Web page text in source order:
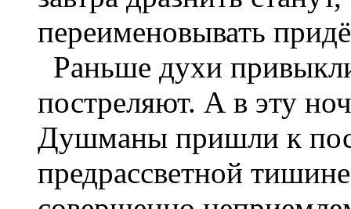
переименовывать
Раньше духи
постреляют. А в эту
Душманы пришли к
предрассветной